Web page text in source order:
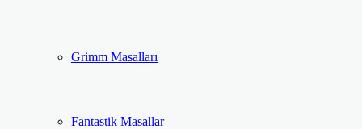
Grimm Masalları
Fantastik Masallar